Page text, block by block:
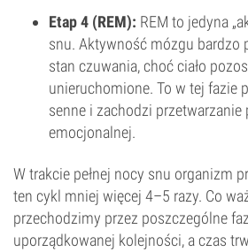
Etap 4 (REM): REM to jedyna
snu. Aktywność mózgu bardzo
stan czuwania, choć ciało
unieruchomione. To w tej fazie
senne i zachodzi przetwarzanie
emocjonalnej.
W trakcie pełnej nocy snu organizm
ten cykl mniej więcej 4–5 razy. Co
przechodzimy przez poszczególne
uporządkowanej kolejności, a czas